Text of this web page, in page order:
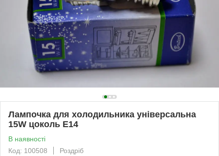
Лампочка для холодильника універсальна
15W цоколь E14
В наявності
Код: 100508
Роздріб